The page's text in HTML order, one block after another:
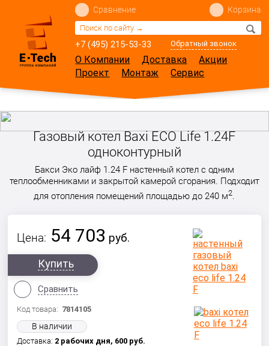
+7 (495) 215-53-33 Обратный звонок
Сравнение Корзина
О Компании Доставка
Акции
Проект
Монтаж Сервис
Газовый котел Baxi ECO Life 1.24F
одноконтурный
Бакси Эко лайф 1.24 F настенный котел с одним
теплообменниками и закрытой камерой сгорания. Подходит
для отопления помещений площадью до 240 м2.
Цена: 54 703 руб.
Купить
Сравнить
Код товара: 7814105
В наличии
Доставка: 2 рабочих дня, 600 руб.